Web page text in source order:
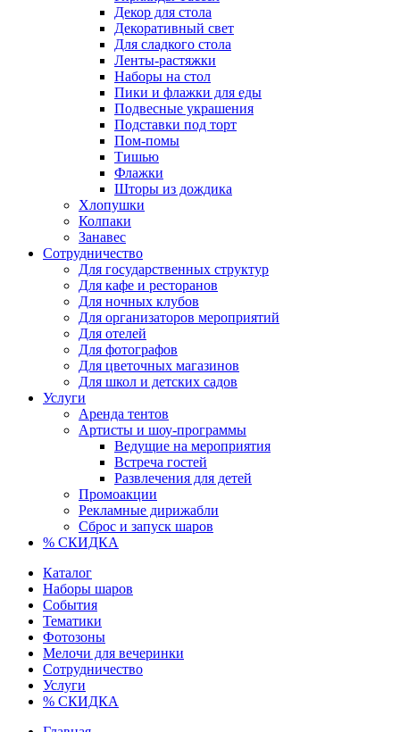
Декор для стола
Декоративный свет
Для сладкого стола
Ленты-растяжки
Наборы на стол
Пики и флажки для еды
Подвесные украшения
Подставки под торт
Пом-помы
Тишью
Флажки
Шторы из дождика
Хлопушки
Колпаки
Занавес
Сотрудничество
Для государственных структур
Для кафе и ресторанов
Для ночных клубов
Для организаторов мероприятий
Для отелей
Для фотографов
Для цветочных магазинов
Для школ и детских садов
Услуги
Аренда тентов
Артисты и шоу-программы
Ведущие на мероприятия
Встреча гостей
Развлечения для детей
Промоакции
Рекламные дирижабли
Сброс и запуск шаров
% СКИДКА
Каталог
Наборы шаров
События
Тематики
Фотозоны
Мелочи для вечеринки
Сотрудничество
Услуги
% СКИДКА